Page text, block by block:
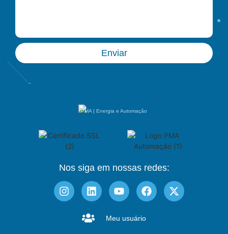
Enviar
PMA | Energia e Automação
Nos siga em nossas redes:
Meu usuário